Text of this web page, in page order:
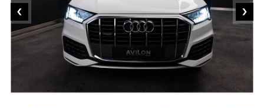
Вакансии
Контакты